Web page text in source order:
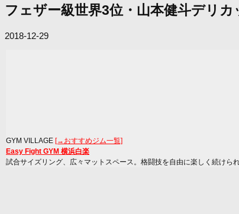
フェザー級世界3位・山本健斗デリカ
2018-12-29
GYM VILLAGE [→おすすめジム一覧]
Easy Fight GYM 横浜白楽
試合サイズリング、広々マットスペース。格闘技を自由に楽しく続けら